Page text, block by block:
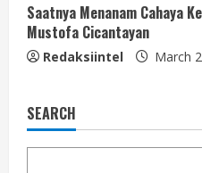
Saatnya Menanam Cahaya
Mustofa Cicantayan
Redaksiintel March
SEARCH